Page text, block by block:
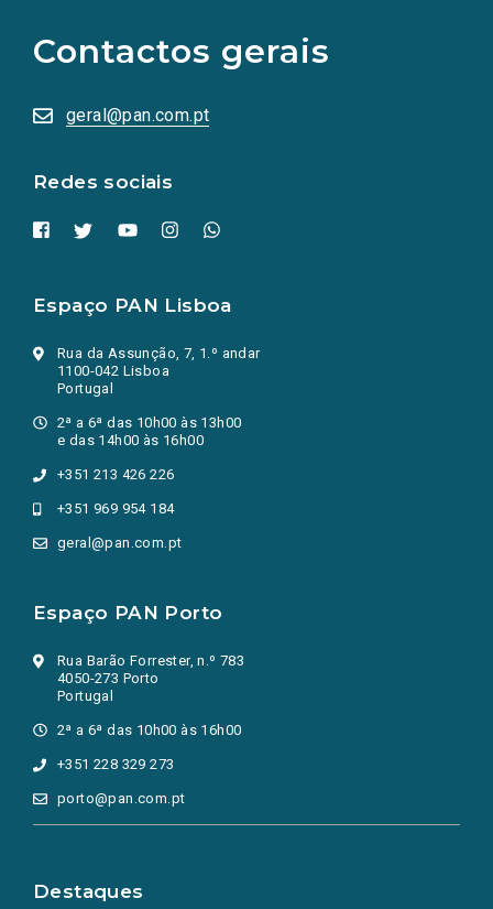
Contactos gerais
geral@pan.com.pt
Redes sociais
redes
sociais
numa
nova
Espaço PAN Lisboa
Rua da Assunção, 7, 1.º andar
1100-042 Lisboa
Portugal
2ª a 6ª das 10h00 às 13h00
e das 14h00 às 16h00
+351 213 426 226
+351 969 954 184
geral@pan.com.pt
Espaço PAN Porto
Rua Barão Forrester, n.º 783
4050-273 Porto
Portugal
2ª a 6ª das 10h00 às 16h00
+351 228 329 273
porto@pan.com.pt
Destaques